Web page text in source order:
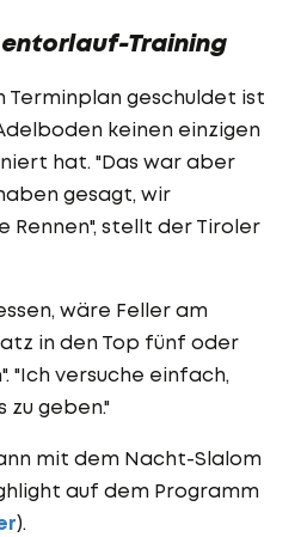
Training
geschuldet ist
keinen einzigen
hat. "Das war aber
gesagt, wir
Rennen", stellt der Tiroler
wäre Feller am
in den Top fünf oder
"Ich versuche einfach,
zu geben."
mit dem Nacht-Slalom
auf dem Programm
).